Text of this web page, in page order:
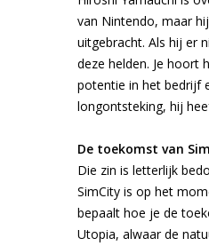
van Nintendo, maar
uitgebracht. Als hij er
deze helden. Je hoort
potentie in het bedrijf
longontsteking, hij
De toekomst van
Die zin is letterlijk
SimCity is op het
bepaalt hoe je de
Utopia, alwaar de